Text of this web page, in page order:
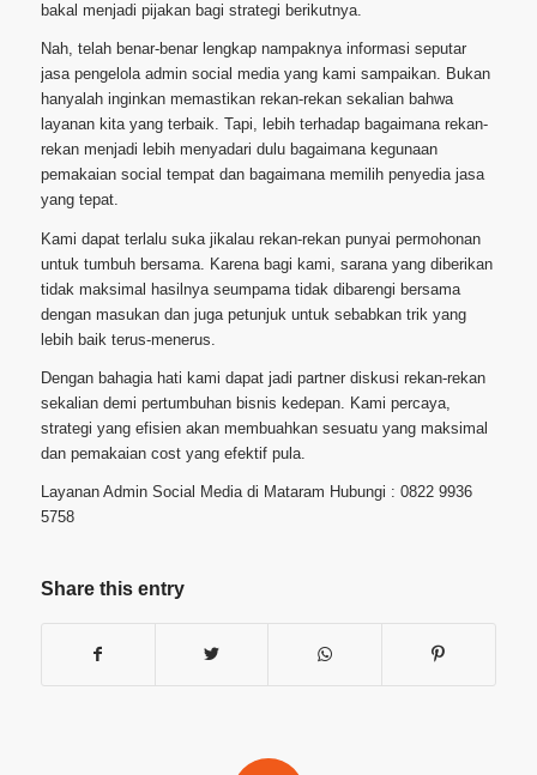
bakal menjadi pijakan bagi strategi berikutnya.
Nah, telah benar-benar lengkap nampaknya informasi seputar
jasa pengelola admin social media yang kami sampaikan. Bukan
hanyalah inginkan memastikan rekan-rekan sekalian bahwa
layanan kita yang terbaik. Tapi, lebih terhadap bagaimana rekan-
rekan menjadi lebih menyadari dulu bagaimana kegunaan
pemakaian social tempat dan bagaimana memilih penyedia jasa
yang tepat.
Kami dapat terlalu suka jikalau rekan-rekan punyai permohonan
untuk tumbuh bersama. Karena bagi kami, sarana yang diberikan
tidak maksimal hasilnya seumpama tidak dibarengi bersama
dengan masukan dan juga petunjuk untuk sebabkan trik yang
lebih baik terus-menerus.
Dengan bahagia hati kami dapat jadi partner diskusi rekan-rekan
sekalian demi pertumbuhan bisnis kedepan. Kami percaya,
strategi yang efisien akan membuahkan sesuatu yang maksimal
dan pemakaian cost yang efektif pula.
Layanan Admin Social Media di Mataram Hubungi : 0822 9936
5758
Share this entry